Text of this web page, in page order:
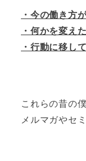
・今の働き方
・何かを変え
・行動に移し
これらの昔の
メルマガやセ